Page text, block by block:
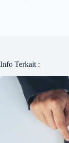
Info Terkait :